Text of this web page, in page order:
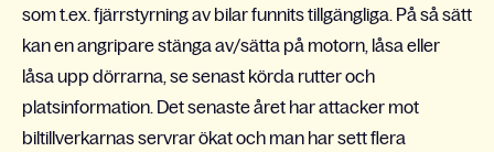
som t.ex. fjärrstyrning av bilar funnits tillgängliga. På så sätt
kan en angripare stänga av/sätta på motorn, låsa eller
låsa upp dörrarna, se senast körda rutter och
platsinformation. Det senaste året har attacker mot
biltillverkarnas servrar ökat och man har sett flera